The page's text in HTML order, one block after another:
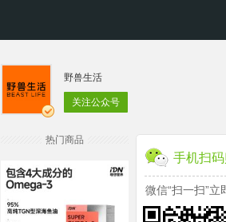
野兽生活
关注公众号
热门商品
手机扫
微信“扫一扫”立